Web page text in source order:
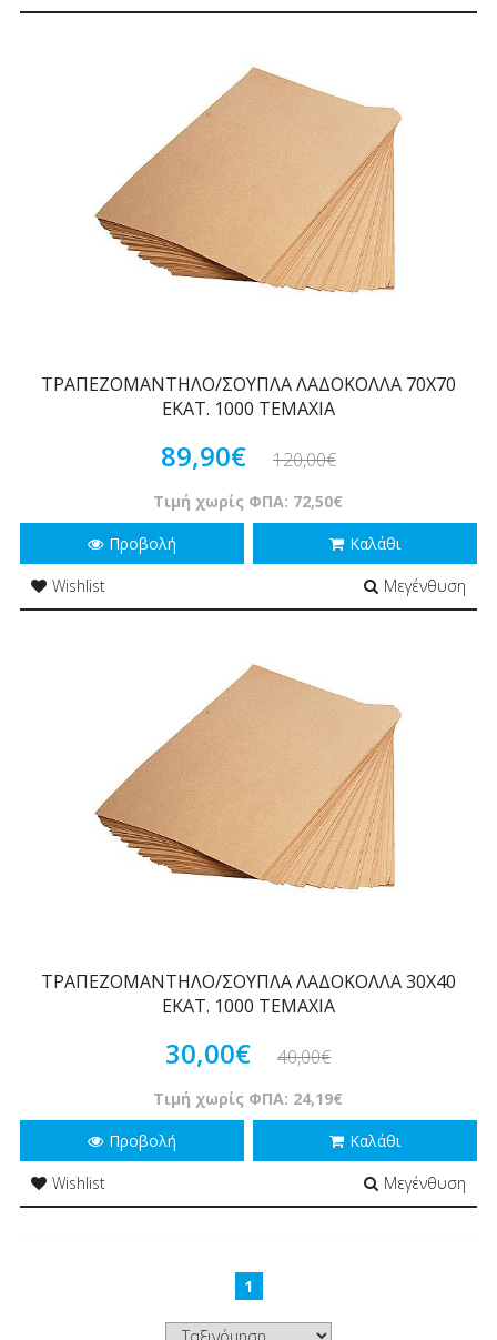
ΤΡΑΠΕΖΟΜΑΝΤΗΛΟ/ΣΟΥΠΛΑ ΛΑΔΟΚΟΛΛΑ 70Χ70
ΕΚΑΤ. 1000 ΤΕΜΑΧΙΑ
89,90€ 120,00€
Τιμή χωρίς ΦΠΑ: 72,50€
Προβολή
Καλάθι
Wishlist
Μεγένθυση
ΤΡΑΠΕΖΟΜΑΝΤΗΛΟ/ΣΟΥΠΛΑ ΛΑΔΟΚΟΛΛΑ 30Χ40
ΕΚΑΤ. 1000 ΤΕΜΑΧΙΑ
30,00€ 40,00€
Τιμή χωρίς ΦΠΑ: 24,19€
Προβολή
Καλάθι
Wishlist
Μεγένθυση
1